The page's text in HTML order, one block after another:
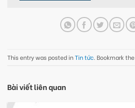
This entry was posted inTin tức. Bookmark the
Bài viết liên quan